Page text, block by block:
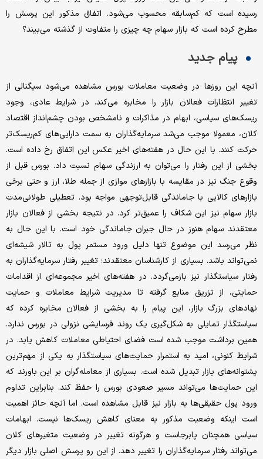
رسیده است که کم‌سابقه محسوب می‌شود. اتفاق مذکور این پرسش را
مطرح کرده است که بازار سهام چه چیزی را متفاوت از گذشته می‌بیند؟
پیام جدید
آنچه این روزها در وضعیت معاملات بورس مشاهده می‌شود سیگنالی از
تغییر انتظارات فعالان بازار را مخابره می‌کند. در شرایط عادی، وجود
ریسک‌های سیاسی، ابهام در مذاکرات و نامشخص بودن چشم‌انداز اقتصاد
کلان، معمولا موجب می‌شد سرمایه‌گذاران به سمت دارایی‌های کم‌ریسک‌تر
حرکت کنند. با این حال در هفته‌های اخیر عکس این اتفاق رخ داده است.
بخشی از این رفتار را می‌توان به ارزندگی سهام نسبت داد. بورس قبل از
وقوع جنگ نیز در مقایسه با بازارهای موازی از جمله طلا، ارز و حتی برخی
بازارهای کالایی با جاماندگی قابل‌توجهی مواجه بود. تعطیلی طولانی‌مدت
بازار سهام نیز این شکاف را عمیق‌تر کرد. در نتیجه بخشی از فعالان بازار
معتقدند سهام هنوز در حال جبران جاماندگی خود است. با این حال به
نظر می‌رسد این موضوع تنها دلیل ورود مستمر پول به تالار شیشه‌ای
نمی‌تواند باشد. بسیاری از کارشناسان معتقدند؛ تغییر رفتار سرمایه‌گذاران به
رفتار سیاستگذار نیز بازمی‌گردد. در هفته‌های اخیر مجموعه‌ای از اقدامات
حمایتی، از تزریق منابع گرفته تا مدیریت شرایط معاملات و حمایت
نهادهای بزرگ بازار، این پیام را به بخشی از فعالان مخابره کرده که
سیاستگذار تمایلی به شکل‌گیری یک روند فرسایشی نزولی در بورس ندارد.
همین برداشت موجب شده است فضای احتیاطی معاملات کاهش یابد. در
شرایط کنونی، امید به استمرار حمایت‌های سیاستگذار به یکی از مهم‌ترین
پشتوانه‌های بازار تبدیل شده است. بسیاری از معامله‌گران بر این باورند که
این حمایت‌ها می‌تواند مسیر صعودی بورس را حفظ کند. بنابراین تداوم
ورود پول حقیقی‌ها به بازار نیز قابل مشاهده است. اما آنچه حائز اهمیت
است اینکه وضعیت مذکور به معنای کاهش ریسک‌ها نیست. ابهامات
سیاسی همچنان پابرجاست و هرگونه تغییر در وضعیت متغیرهای کلان
می‌تواند رفتار سرمایه‌گذاران را تغییر دهد. از این رو پرسش اصلی بازار دیگر